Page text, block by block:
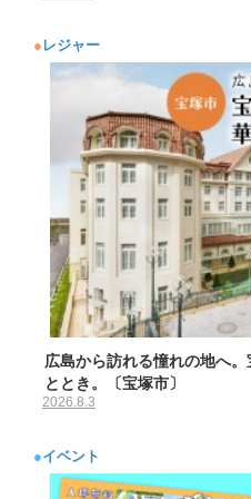
● レジャー
広島から訪れる憧れの地へ
ととき。〔宝塚市〕
2026.8.3
●イベント